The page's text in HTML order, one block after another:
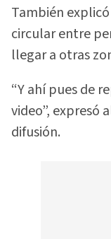
También
circular entre
llegar a otras
“Y ahí pues de
video”, expresó
difusión.